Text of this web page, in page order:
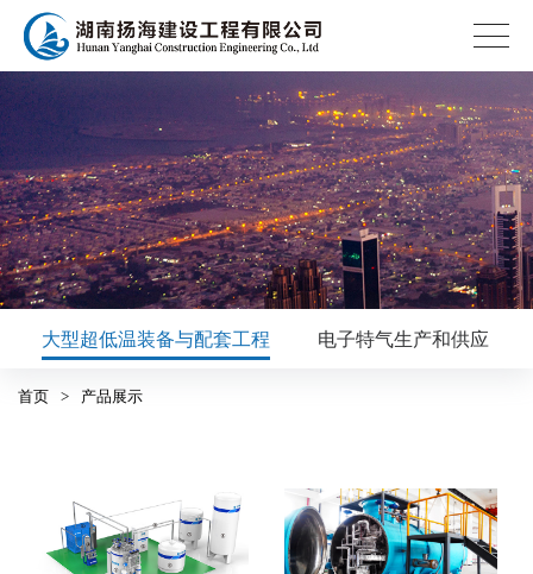
大型超低温装备与配套工程 电子特气生产和供应
首页 > 产品展示